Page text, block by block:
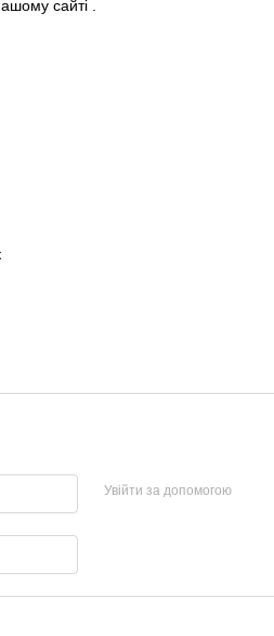
сайті .
Увійти за допомогою